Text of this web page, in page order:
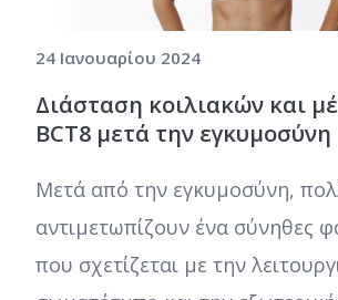
24 Ιανουαρίου 2024
Διάσταση κοιλιακών και
BCT8 μετά την εγκυμοσύνη
Μετά από την εγκυμοσύνη,
αντιμετωπίζουν ένα σύνηθες
που σχετίζεται με την